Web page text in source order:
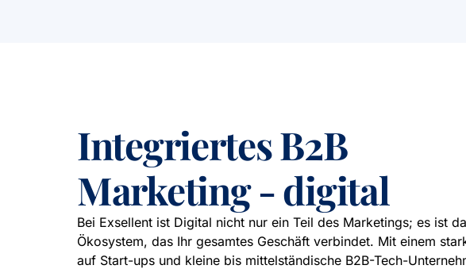
Integriertes B2B
Marketing - digital
Bei Exsellent ist Digital nicht nur ein Teil des Marketings; es ist
Ökosystem, das Ihr gesamtes Geschäft verbindet. Mit einem
auf Start-ups und kleine bis mittelständische B2B-Tech-